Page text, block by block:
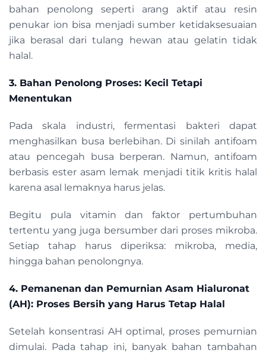
bahan penolong seperti arang aktif atau resin
penukar ion bisa menjadi sumber ketidaksesuaian
jika berasal dari tulang hewan atau gelatin tidak
halal.
3. Bahan Penolong Proses: Kecil Tetapi
Menentukan
Pada skala industri, fermentasi bakteri dapat
menghasilkan busa berlebihan. Di sinilah antifoam
atau pencegah busa berperan. Namun, antifoam
berbasis ester asam lemak menjadi titik kritis halal
karena asal lemaknya harus jelas.
Begitu pula vitamin dan faktor pertumbuhan
tertentu yang juga bersumber dari proses mikroba.
Setiap tahap harus diperiksa: mikroba, media,
hingga bahan penolongnya.
4. Pemanenan dan Pemurnian Asam Hialuronat
(AH): Proses Bersih yang Harus Tetap Halal
Setelah konsentrasi AH optimal, proses pemurnian
dimulai. Pada tahap ini, banyak bahan tambahan